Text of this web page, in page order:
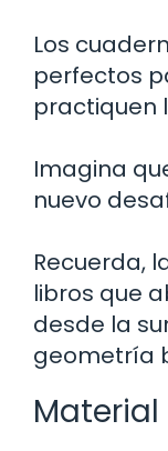
Los
perfectos
practiquen
Imagina
nuevo
Recuerda,
libros que
desde la
geometría